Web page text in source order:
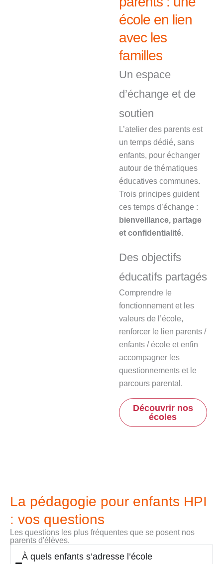
école en lien
avec les
familles
Un espace
d’échange et de
soutien
L’atelier des parents est
un temps dédié, sans
enfants, pour échanger
autour de thématiques
éducatives communes.
Trois principes guident
ces temps d’échange :
bienveillance, partage
et confidentialité.
Des objectifs
éducatifs partagés
Comprendre le
fonctionnement et les
valeurs de l’école,
renforcer le lien parents /
enfants / école et enfin
accompagner les
questionnements et le
parcours parental.
Découvrir nos
écoles
La pédagogie pour enfants HPI
: vos questions
Les questions les plus fréquentes que se posent nos
parents d'élèves.
À quels enfants s’adresse l’école